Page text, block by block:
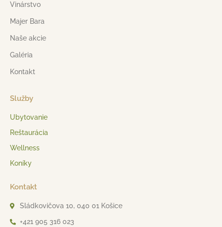
Vinárstvo
Majer Bara
Naše akcie
Galéria
Kontakt
Služby
Ubytovanie
Reštaurácia
Wellness
Koníky
Kontakt
Sládkovičova 10, 040 01 Košice
+421 905 316 023